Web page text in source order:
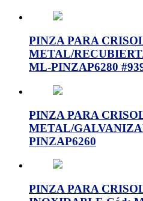
PINZA PARA
METAL/
ML-PINZAP6280
PINZA PARA
METAL/
PINZAP6260
PINZA PARA